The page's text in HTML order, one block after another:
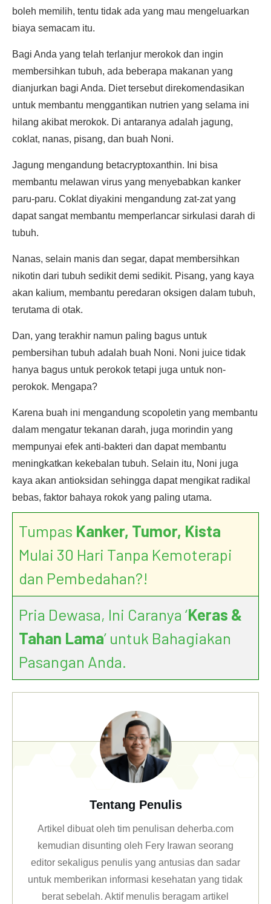
boleh memilih, tentu tidak ada yang mau mengeluarkan
biaya semacam itu.
Bagi Anda yang telah terlanjur merokok dan ingin
membersihkan tubuh, ada beberapa makanan yang
dianjurkan bagi Anda. Diet tersebut direkomendasikan
untuk membantu menggantikan nutrien yang selama ini
hilang akibat merokok. Di antaranya adalah jagung,
coklat, nanas, pisang, dan buah Noni.
Jagung mengandung betacryptoxanthin. Ini bisa
membantu melawan virus yang menyebabkan kanker
paru-paru. Coklat diyakini mengandung zat-zat yang
dapat sangat membantu memperlancar sirkulasi darah di
tubuh.
Nanas, selain manis dan segar, dapat membersihkan
nikotin dari tubuh sedikit demi sedikit. Pisang, yang kaya
akan kalium, membantu peredaran oksigen dalam tubuh,
terutama di otak.
Dan, yang terakhir namun paling bagus untuk
pembersihan tubuh adalah buah Noni. Noni juice tidak
hanya bagus untuk perokok tetapi juga untuk non-
perokok. Mengapa?
Karena buah ini mengandung scopoletin yang membantu
dalam mengatur tekanan darah, juga morindin yang
mempunyai efek anti-bakteri dan dapat membantu
meningkatkan kekebalan tubuh. Selain itu, Noni juga
kaya akan antioksidan sehingga dapat mengikat radikal
bebas, faktor bahaya rokok yang paling utama.
Tumpas Kanker, Tumor, Kista
Mulai 30 Hari Tanpa Kemoterapi
dan Pembedahan?!
Pria Dewasa, Ini Caranya ‘Keras &
Tahan Lama’ untuk Bahagiakan
Pasangan Anda.
Tentang Penulis
Artikel dibuat oleh tim penulisan deherba.com
kemudian disunting oleh Fery Irawan seorang
editor sekaligus penulis yang antusias dan sadar
untuk memberikan informasi kesehatan yang tidak
berat sebelah. Aktif menulis beragam artikel